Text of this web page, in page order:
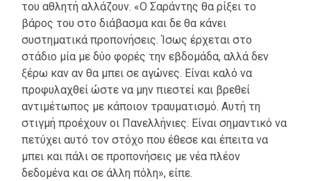
του αθλητή αλλάζουν. «Ο Σαράντης θα ρίξει το
βάρος του στο διάβασμα και δε θα κάνει
συστηματικά προπονήσεις. Ίσως έρχεται στο
στάδιο μία με δύο φορές την εβδομάδα, αλλά δεν
ξέρω καν αν θα μπει σε αγώνες. Είναι καλό να
προφυλαχθεί ώστε να μην πιεστεί και βρεθεί
αντιμέτωπος με κάποιον τραυματισμό. Αυτή τη
στιγμή προέχουν οι Πανελλήνιες. Είναι σημαντικό να
πετύχει αυτό τον στόχο που έθεσε και έπειτα να
μπει και πάλι σε προπονήσεις με νέα πλέον
δεδομένα και σε άλλη πόλη», είπε.